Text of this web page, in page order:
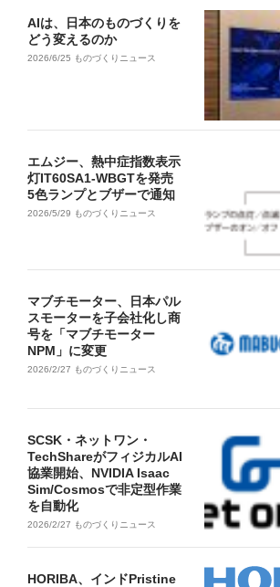
AIは、日本のものづくりを
どう変えるのか
2026/6/25 ものづくりニュース
エムジー、熱中症指数表示
灯IT60SA1-WBGTを発売
5色ランプとブザーで通知
2026/5/29 ものづくりニュース
マブチモーター、日本パル
スモーターを子会社化し商
号を「マブチモーター
NPM」に変更
2026/2/27 ものづくりニュース
SCSK・ネットワン・
TechShareがフィジカルAI
協業開始、NVIDIA Isaac
Sim/Cosmosで非定型作業
を自動化
2026/2/27 ものづくりニュース
HORIBA、インドPristine